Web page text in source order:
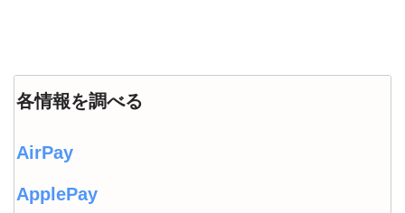
各情報を調べる
AirPay
ApplePay